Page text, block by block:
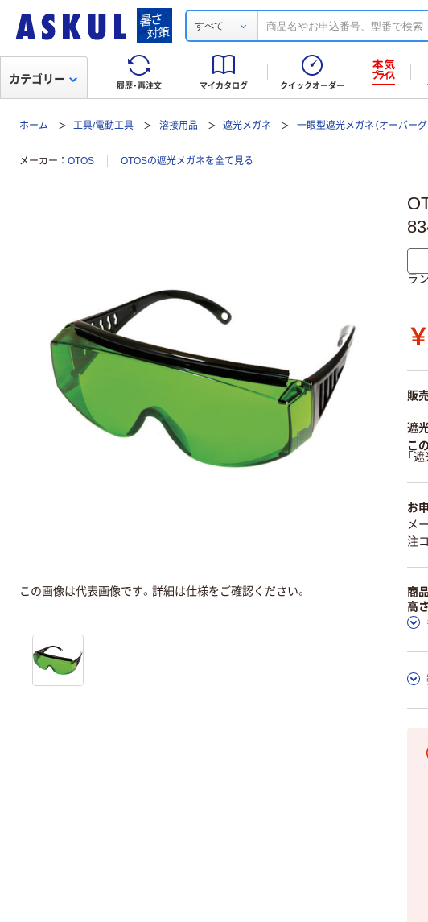
すべて
履歴・再注文 マイカタログ クイックオーダー
カテゴリー
ホーム 工具/電動工具 溶接用品 遮光メガネ 一眼型遮光メガネ（オーバーグ
メーカー OTOS OTOSの遮光メガネを全て見る
ラ
販
遮
こ
「
お
メ
注
商
高
この画像は代表画像です。詳細は仕様をご確認ください。